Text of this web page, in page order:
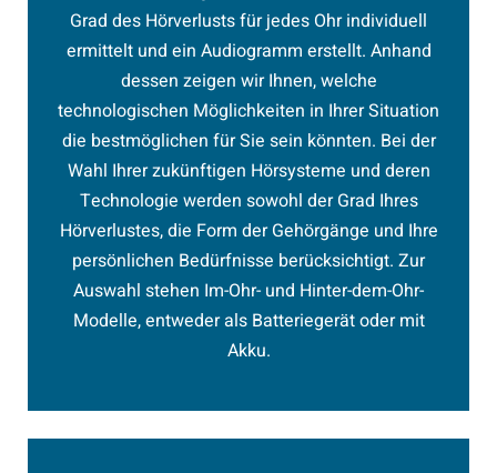
Grad des Hörverlusts für jedes Ohr individuell
ermittelt und ein Audiogramm erstellt. Anhand
dessen zeigen wir Ihnen, welche
technologischen Möglichkeiten in Ihrer Situation
die bestmöglichen für Sie sein könnten. Bei der
Wahl Ihrer zukünftigen Hörsysteme und deren
Technologie werden sowohl der Grad Ihres
Hörverlustes, die Form der Gehörgänge und Ihre
persönlichen Bedürfnisse berücksichtigt. Zur
Auswahl stehen Im-Ohr- und Hinter-dem-Ohr-
Modelle, entweder als Batteriegerät oder mit
Akku.